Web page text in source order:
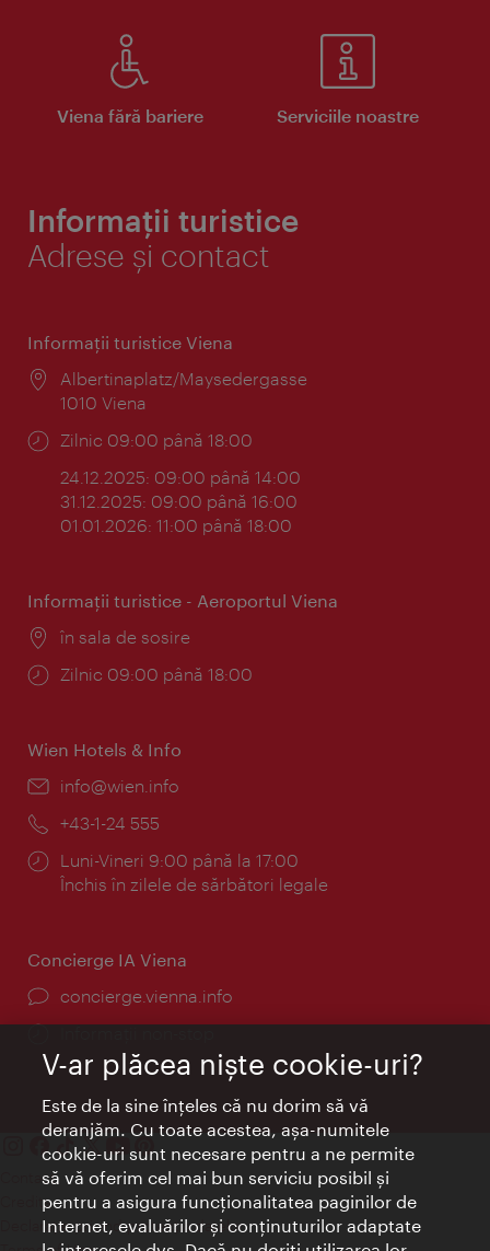
Viena fără bariere Serviciile noastre
Informații turistice
Adrese și contact
Informaţii turistice Viena
Locul:
Albertinaplatz/Maysedergasse
1010 Viena
Program:
Zilnic 09:00 până 18:00
24.12.2025: 09:00 până 14:00
31.12.2025: 09:00 până 16:00
01.01.2026: 11:00 până 18:00
Informaţii turistice - Aeroportul Viena
Locul:
în sala de sosire
Program:
Zilnic 09:00 până 18:00
Wien Hotels & Info
E-
info@wien.info
Telefon:
+43-1-24 555
Program:
Luni-Vineri 9:00 până la 17:00
Închis în zilele de sărbători legale
Concierge IA Viena
concierge.vienna.info
Contact
Credits
Declaraţie privind protecţia datelor
V-ar plăcea nişte cookie-uri?
Este de la sine înţeles că nu dorim să vă
deranjăm. Cu toate acestea, aşa-numitele
cookie-uri sunt necesare pentru a ne permite
să vă oferim cel mai bun serviciu posibil şi
pentru a asigura funcţionalitatea paginilor de
Internet, evaluărilor şi conţinuturilor adaptate